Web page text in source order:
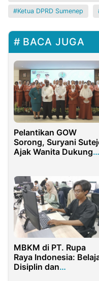
Ketua DPRD Sumenep
BACA JUGA
Pelantikan GOW
Sorong, Suryani
Ajak Wanita Dukung
MBKM di PT. Rupa
Raya Indonesia:
Disiplin dan